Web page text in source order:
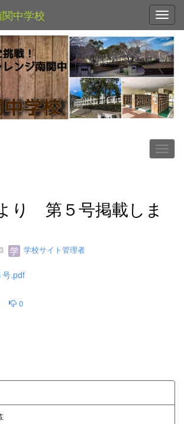
中学校
り 第５号掲載しま
学校サイト管理者
.pdf
0